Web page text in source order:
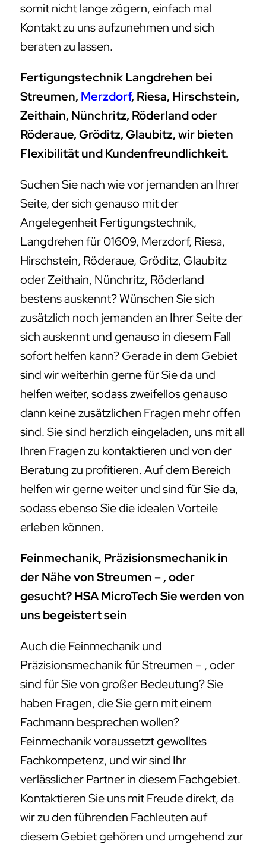
somit nicht lange zögern, einfach mal
Kontakt zu uns aufzunehmen und sich
beraten zu lassen.
Fertigungstechnik Langdrehen bei
Streumen, Merzdorf, Riesa, Hirschstein,
Zeithain, Nünchritz, Röderland oder
Röderaue, Gröditz, Glaubitz, wir bieten
Flexibilität und Kundenfreundlichkeit.
Suchen Sie nach wie vor jemanden an Ihrer
Seite, der sich genauso mit der
Angelegenheit Fertigungstechnik,
Langdrehen für 01609, Merzdorf, Riesa,
Hirschstein, Röderaue, Gröditz, Glaubitz
oder Zeithain, Nünchritz, Röderland
bestens auskennt? Wünschen Sie sich
zusätzlich noch jemanden an Ihrer Seite der
sich auskennt und genauso in diesem Fall
sofort helfen kann? Gerade in dem Gebiet
sind wir weiterhin gerne für Sie da und
helfen weiter, sodass zweifellos genauso
dann keine zusätzlichen Fragen mehr offen
sind. Sie sind herzlich eingeladen, uns mit all
Ihren Fragen zu kontaktieren und von der
Beratung zu profitieren. Auf dem Bereich
helfen wir gerne weiter und sind für Sie da,
sodass ebenso Sie die idealen Vorteile
erleben können.
Feinmechanik, Präzisionsmechanik in
der Nähe von Streumen – , oder
gesucht? HSA MicroTech Sie werden von
uns begeistert sein
Auch die Feinmechanik und
Präzisionsmechanik für Streumen – , oder
sind für Sie von großer Bedeutung? Sie
haben Fragen, die Sie gern mit einem
Fachmann besprechen wollen?
Feinmechanik voraussetzt gewolltes
Fachkompetenz, und wir sind Ihr
verlässlicher Partner in diesem Fachgebiet.
Kontaktieren Sie uns mit Freude direkt, da
wir zu den führenden Fachleuten auf
diesem Gebiet gehören und umgehend zur